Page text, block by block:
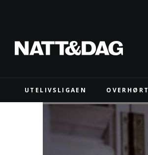
UTELIVSLIGAEN OVERHØRT